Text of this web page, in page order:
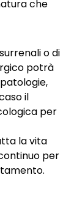
che
o di
potrà
il
per
la vita
per